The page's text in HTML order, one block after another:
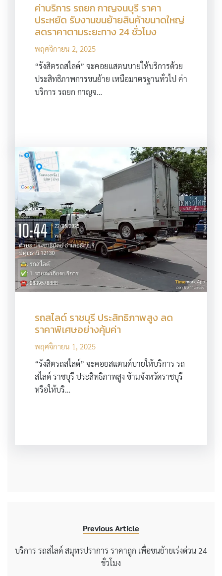
ค่าบริการ รถยก กาญจนบุรี ราคา
ประหยัด รับงานขนย้ายสินค้าขนาดใหญ่
ลดราคาตามระยะทาง 24 ชั่วโมง
พฤศจิกายน 2, 2025
“รังสิตรถสไลด์” จะคอยแสตนบายให้บริการด้วย
ประสิทธิภาพการขนย้าย เหนือมาตรฐานทั่วไป ค่า
บริการ รถยก กาญจ…
รถสไลด์ ราชบุรี ประสิทธิภาพสูง ลด
ราคาพิเศษอย่างคุ้มค่า
พฤศจิกายน 1, 2025
“รังสิตรถสไลด์” จะคอยสแตนด์บายให้บริการ รถ
สไลด์ ราชบุรี ประสิทธิภาพสูง ข้ามจังหวัดราชบุรี
หรือให้บริ…
Previous Article
บริการ รถสไลด์ สมุทรปราการ ราคาถูก เพื่อขนย้ายเร่งด่วน 24
ชั่วโมง